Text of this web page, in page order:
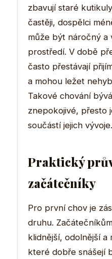
zbavují staré
častěji, dospělci
může být náročný a
prostředí. V době
často přestávají
a mohou ležet
Takové chování
znepokojivé, přesto
součástí jejich vývoje.
Praktický
začátečníky
Pro první chov je
druhu.
klidnější, odolnější a
které dobře snášejí